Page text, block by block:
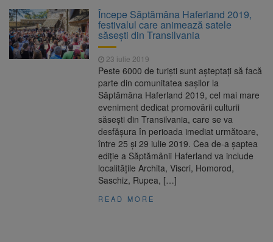
propriul record mondial. Betty Bromage a
zburat din nou pe aripa unui avion
9 august 2026
Avocații fraților Andrew și
Tristan Tate cer eliberarea lor pe cauțiune în
Se schimbă examenul de
medic specialist. Subiecte unice în toată țara,
aceeași oră și același barem
Se schimbă regulile pentru
capsulele de cafea și ambalajele de unică
folosință. Noul regulament UE se aplică din 12
Începe Săptămâna Haferland 2019,
festivalul care animează satele
săsești din Transilvania
23 iulie 2019
Peste 6000 de turiști sunt așteptați să facă
parte din comunitatea sașilor la
Săptămâna Haferland 2019, cel mai mare
eveniment dedicat promovării culturii
săsești din Transilvania, care se va
desfășura în perioada imediat următoare,
între 25 și 29 iulie 2019. Cea de-a șaptea
ediție a Săptămânii Haferland va include
localitățile Archita, Viscri, Homorod,
Saschiz, Rupea, […]
READ MORE